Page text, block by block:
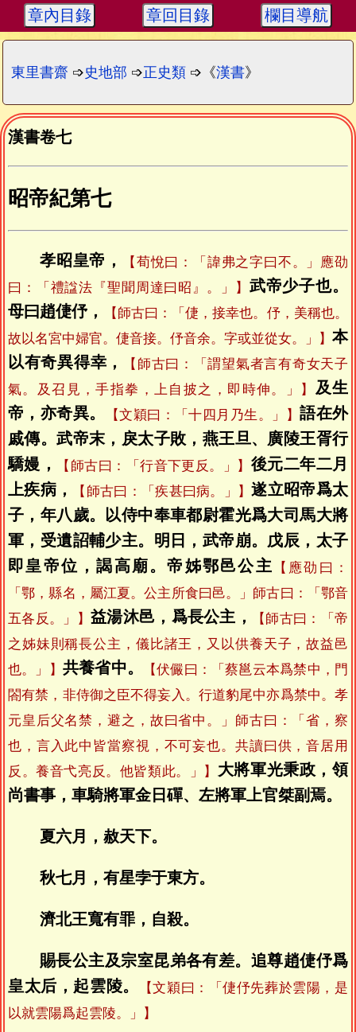
章內目錄 章回目錄 欄目導航
東里書齋 ➩史地部 ➩正史類 ➩《漢書》
漢書卷七
昭帝紀第七
孝昭皇帝，
【荀悅曰：「諱弗之字曰不。」應劭
曰：「禮諡法『聖聞周達曰昭』。」】 武帝少子也。
母曰趙倢伃，
【師古曰：「倢，接幸也。伃，美稱也。
故以名宮中婦官。倢音接。伃音余。字或並從女。」】 本
以有奇異得幸，
【師古曰：「謂望氣者言有奇女天子
氣。及召見，手指拳，上自披之，即時伸。」】 及生
帝，亦奇異。
【文穎曰：「十四月乃生。」】語在外
戚傳。武帝末，戾太子敗，燕王旦、廣陵王胥行
驕嫚，
【師古曰：「行音下更反。」】 後元二年二月
上疾病，
【師古曰：「疾甚曰病。」】遂立昭帝爲太
子，年八歲。以侍中奉車都尉霍光爲大司馬大將
軍，受遺詔輔少主。明日，武帝崩。戊辰，太子
即皇帝位，謁高廟。帝姊鄂邑公主
【應劭曰：
「鄂，縣名，屬江夏。公主所食曰邑。」師古曰：「鄂音
五各反。」】 益湯沐邑，爲長公主，
【師古曰：「帝
之姊妹則稱長公主，儀比諸王，又以供養天子，故益邑
也。」】 共養省中。
【伏儼曰：「蔡邕云本爲禁中，門
閤有禁，非侍御之臣不得妄入。行道豹尾中亦爲禁中。孝
元皇后父名禁，避之，故曰省中。」師古曰：「省，察
也，言入此中皆當察視，不可妄也。共讀曰供，音居用
反。養音弋亮反。他皆類此。」】 大將軍光秉政，領
尚書事，車騎將軍金日磾、左將軍上官桀副焉。
夏六月，赦天下。
秋七月，有星孛于東方。
濟北王寬有罪，自殺。
賜長公主及宗室昆弟各有差。追尊趙倢伃爲
皇太后，起雲陵。
【文穎曰：「倢伃先葬於雲陽，是
以就雲陽爲起雲陵。」】